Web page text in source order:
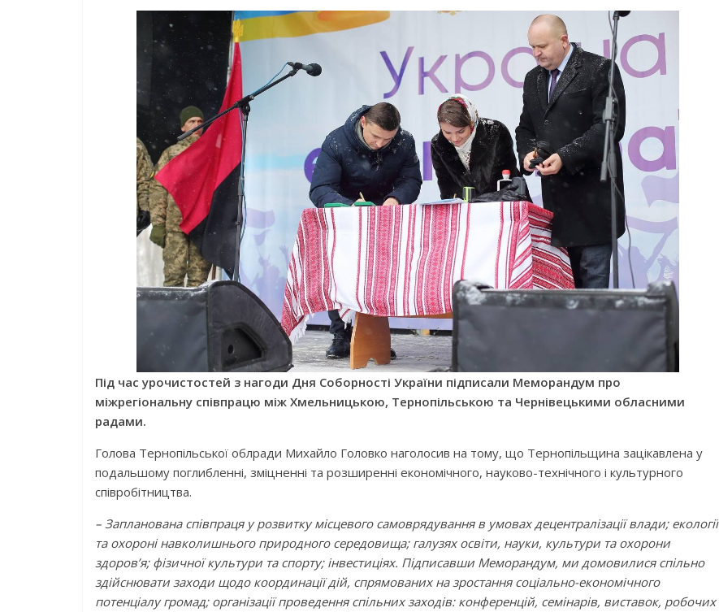
Під час урочистостей з нагоди Дня Соборності України підписали Меморандум про
міжрегіональну співпрацю між Хмельницькою, Тернопільською та Чернівецькими обласними
радами.
Голова Тернопільської облради Михайло Головко наголосив на тому, що Тернопільщина зацікавлена у
подальшому поглибленні, зміцненні та розширенні економічного, науково-технічного і культурного
співробітництва.
– Запланована співпраця у розвитку місцевого самоврядування в умовах децентралізації влади; екології
та охороні навколишнього природного середовища; галузях освіти, науки, культури та охорони
здоров’я; фізичної культури та спорту; інвестиціях. Підписавши Меморандум, ми домовилися спільно
здійснювати заходи щодо координації дій, спрямованих на зростання соціально-економічного
потенціалу громад; організації проведення спільних заходів: конференцій, семінарів, виставок, робочих